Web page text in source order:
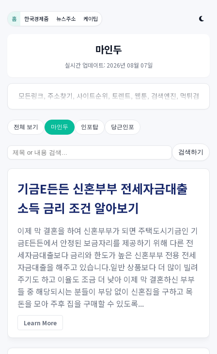
홈 한국경제줌 뉴스주소 케이팁
마인두
실시간 업데이트: 2026년 08월 07일
모든링크, 주소찾기, 사이트순위, 토렌트, 웹툰, 검색엔진, 먹튀검
증, 스포츠, 드라마, 커뮤니티 링크사이트! 여기여
전체 보기 마인두 인포탑 당근인포
검색하기
기금E든든 신혼부부 전세자금대출
소득 금리 조건 알아보기
이제 막 결혼을 하여 신혼부부가 되면 주택도시기금인 기
금E든든에서 안정된 보금자리를 제공하기 위해 다른 전
세자금대출보다 금리와 한도가 높은 신혼부부 전용 전세
자금대출을 해주고 있습니다.일반 상품보다 더 많이 빌려
주기도 하고 이율도 조금 더 낮아 이제 막 결혼하신 부부
들 중 해당되시는 분들이 부담 없이 신혼집을 구하고 목
돈을 모아 주후 집을 구매할 수 있도록...
Learn More